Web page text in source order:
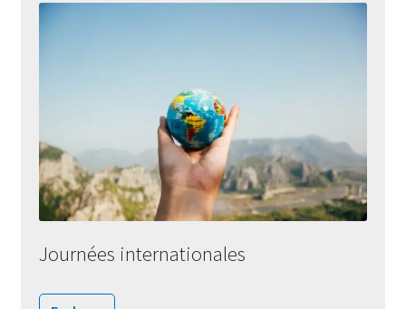
Journées internationales